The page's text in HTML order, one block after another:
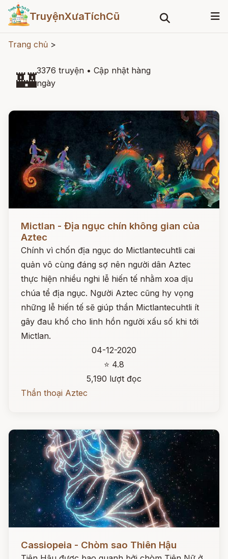
TruyệnXưaTíchCũ
Trang chủ >
🏰3376 truyện • Cập nhật hàng
ngày
Mictlan - Địa ngục chín không gian của
Aztec
Chính vì chốn địa ngục do Mictlantecuhtli cai
quản vô cùng đáng sợ nên người dân Aztec
thực hiện nhiều nghi lễ hiến tế nhằm xoa dịu
chúa tể địa ngục. Người Aztec cũng hy vọng
những lễ hiến tế sẽ giúp thần Mictlantecuhtli ít
gây đau khổ cho linh hồn người xấu số khi tới
Mictlan.
04-12-2020
⭐ 4.8
5,190 lượt đọc
Thần thoại Aztec
Cassiopeia - Chòm sao Thiên Hậu